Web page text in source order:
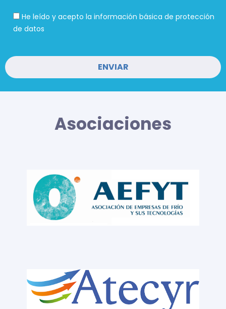
He leído y acepto la información básica de protección
de datos
Asociaciones